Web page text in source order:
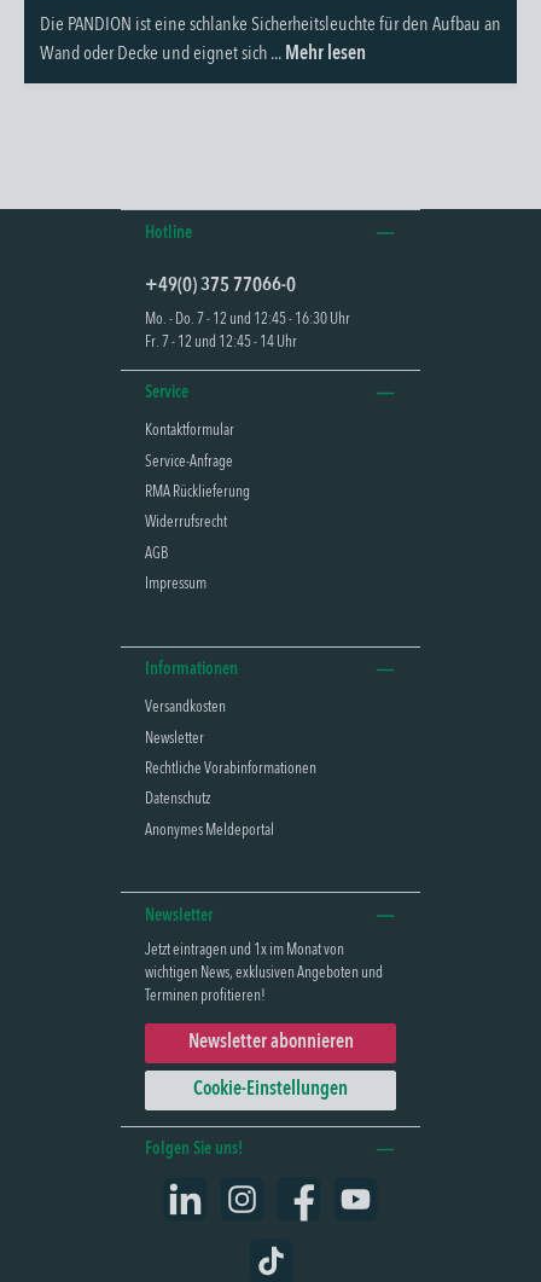
Die PANDION ist eine schlanke Sicherheitsleuchte für den Aufbau an
Wand oder Decke und eignet sich ... Mehr lesen
Hotline
+49(0) 375 77066-0
Mo. - Do. 7 - 12 und 12:45 - 16:30 Uhr
Fr. 7 - 12 und 12:45 - 14 Uhr
Service
Kontaktformular
Service-Anfrage
RMA Rücklieferung
Widerrufsrecht
AGB
Impressum
Informationen
Versandkosten
Newsletter
Rechtliche Vorabinformationen
Datenschutz
Anonymes Meldeportal
Newsletter
Jetzt eintragen und 1x im Monat von
wichtigen News, exklusiven Angeboten und
Terminen profitieren!
Newsletter abonnieren
Cookie-Einstellungen
Folgen Sie uns!
Instagram Facebook YouTube
TikTok